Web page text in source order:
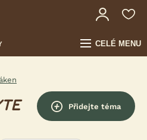
CELÉ MENU
Přidejte téma